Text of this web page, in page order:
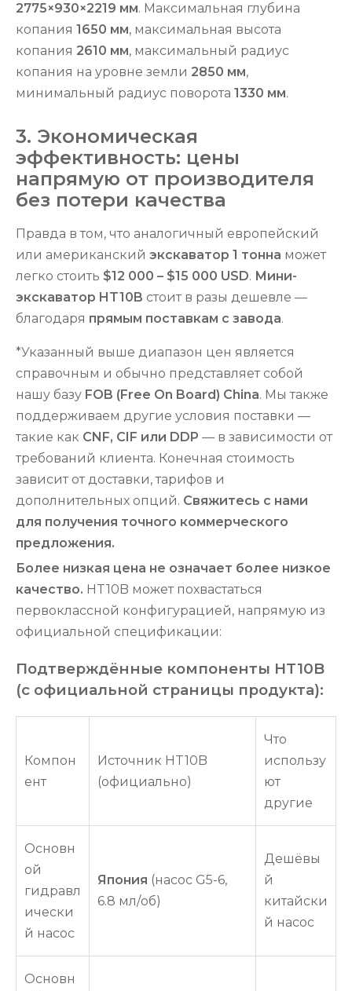
2775×930×2219 мм. Максимальная глубина
копания 1650 мм, максимальная высота
копания 2610 мм, максимальный радиус
копания на уровне земли 2850 мм,
минимальный радиус поворота 1330 мм.
3. Экономическая
эффективность: цены
напрямую от производителя
без потери качества
Правда в том, что аналогичный европейский
или американский экскаватор 1 тонна может
легко стоить $12 000 – $15 000 USD. Мини-
экскаватор HT10B стоит в разы дешевле —
благодаря прямым поставкам с завода.
*Указанный выше диапазон цен является
справочным и обычно представляет собой
нашу базу FOB (Free On Board) China. Мы также
поддерживаем другие условия поставки —
такие как CNF, CIF или DDP — в зависимости от
требований клиента. Конечная стоимость
зависит от доставки, тарифов и
дополнительных опций. Свяжитесь с нами
для получения точного коммерческого
предложения.
Более низкая цена не означает более низкое
качество. HT10B может похвастаться
первоклассной конфигурацией, напрямую из
официальной спецификации:
Подтверждённые компоненты HT10B
(с официальной страницы продукта):
Компон
ент
Источник HT10B
(официально)
Что
использу
ют
другие
Основн
ой
гидравл
ически
й насос
Япония (насос G5-6,
6.8 мл/об)
Дешёвы
й
китайски
й насос
Основн